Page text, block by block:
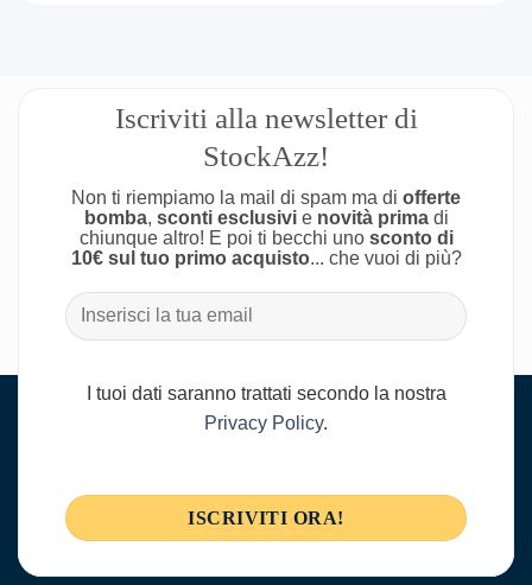
Iscriviti alla newsletter di
StockAzz!
Non ti riempiamo la mail di spam ma di offerte
bomba, sconti esclusivie novità primadi
chiunque altro! E poi ti becchi uno sconto di
10€ sul tuo primo acquisto... che vuoi di più?
I tuoi dati saranno trattati secondo la nostra
Privacy Policy.